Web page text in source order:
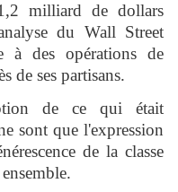
milliard de dollars
du Wall Street
à des opérations de
de ses partisans.
de ce qui était
sont que l'expression
de la classe